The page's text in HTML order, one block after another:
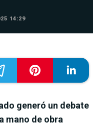
14:29
generó un debate
mano de obra